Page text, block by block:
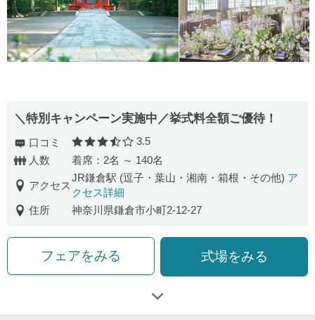
＼特別キャンペーン実施中／挙式料全額ご優待！
口コミ 口コミ評価
3.5
人数
着席：2名 ～ 140名
アクセス
JR鎌倉駅 (逗子・葉山・湘南・箱根・その他) ア
クセス詳細
住所
神奈川県鎌倉市小町2-12-27
フェアをみる 式場をみる